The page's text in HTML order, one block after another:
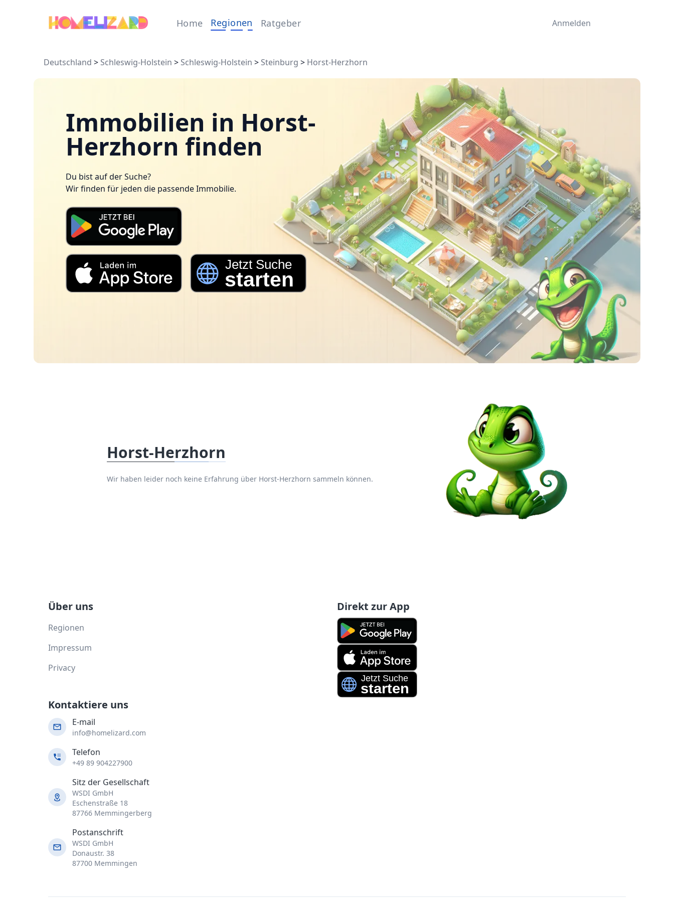
Home Regionen Ratgeber Anmelden
Deutschland > Schleswig-Holstein > Schleswig-Holstein > Steinburg > Horst-Herzhorn
Immobilien in Horst-
Herzhorn finden
Du bist auf der Suche?
Wir finden für jeden die passende Immobilie.
Horst-Herzhorn
Wir haben leider noch keine Erfahrung über Horst-Herzhorn sammeln können.
Über uns
Regionen
Impressum
Privacy
Direkt zur App
Kontaktiere uns
E-mail
info@homelizard.com
Telefon
+49 89 904227900
Sitz der Gesellschaft
WSDI GmbH
Eschenstraße 18
87766 Memmingerberg
Postanschrift
WSDI GmbH
Donaustr. 38
87700 Memmingen